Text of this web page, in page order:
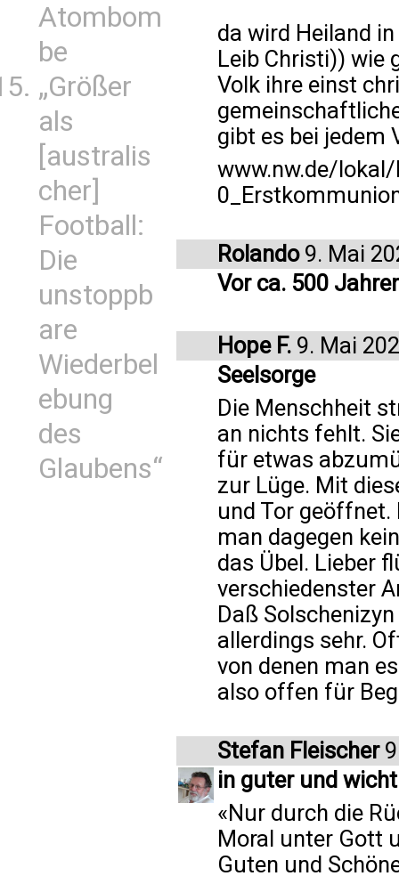
Atombom
be
„Größer
als
[australis
cher]
Football:
Die
unstoppb
are
Wiederbel
ebung
des
Glaubens“
da wird Heiland
Leib Christi)) wie
Volk ihre einst
gibt es bei jedem
www.nw.de/
Rolando9. Mai
Vor ca. 500
Hope F. 9. Mai
Seelsorge
Die Menschheit
an nichts fehlt.
für etwas
zur Lüge. Mit
und Tor geöffnet.
man dagegen
das Übel. Lieber
verschiedenster
Daß
allerdings sehr.
von denen man
also offen für
Stefan Fleischer
in guter und
«Nur durch die
Moral unter Gott
Guten und